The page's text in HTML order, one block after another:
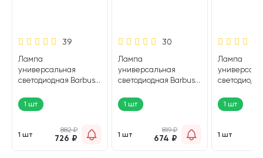
39
Лампа
универсальная
светодиодная Barbus
012 (1 шт)
1 шт
1 шт
882₽
726 ₽
30
Лампа
универсальная
светодиодная Barbus
008 (1 шт)
1 шт
1 шт
819₽
674 ₽
Лампа
(1 шт)
1 шт
1 шт